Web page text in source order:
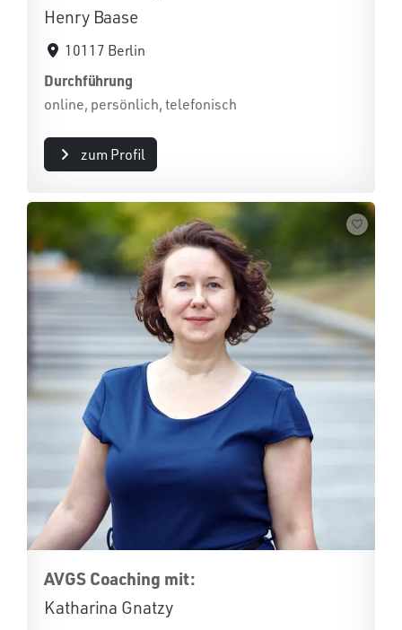
Henry Baase
10117 Berlin
Durchführung
online, persönlich, telefonisch
zum Profil
AVGS Coaching mit:
Katharina Gnatzy